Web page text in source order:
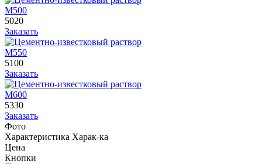
М500
5020
Заказать
М550
5100
Заказать
М600
5330
Заказать
Фото
Характеристика Харак-ка
Цена
Кнопки